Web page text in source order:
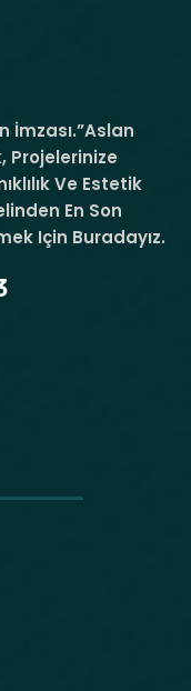
İmzası.”Aslan
Projelerinize
Ve Estetik
En Son
Için Buradayız.